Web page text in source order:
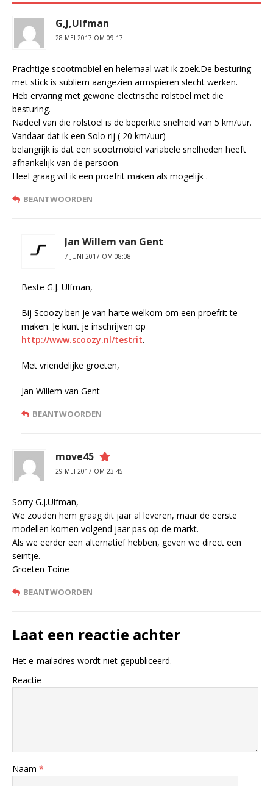
G,J,Ulfman
28 MEI 2017 OM 09:17
Prachtige scootmobiel en helemaal wat ik zoek.De besturing
met stick is subliem aangezien armspieren slecht werken.
Heb ervaring met gewone electrische rolstoel met die
besturing.
Nadeel van die rolstoel is de beperkte snelheid van 5 km/uur.
Vandaar dat ik een Solo rij ( 20 km/uur)
belangrijk is dat een scootmobiel variabele snelheden heeft
afhankelijk van de persoon.
Heel graag wil ik een proefrit maken als mogelijk .
BEANTWOORDEN
Jan Willem van Gent
7 JUNI 2017 OM 08:08
Beste G.J. Ulfman,
Bij Scoozy ben je van harte welkom om een proefrit te
maken. Je kunt je inschrijven op
http://www.scoozy.nl/testrit.
Met vriendelijke groeten,
Jan Willem van Gent
BEANTWOORDEN
move45
29 MEI 2017 OM 23:45
Sorry G.J.Ulfman,
We zouden hem graag dit jaar al leveren, maar de eerste
modellen komen volgend jaar pas op de markt.
Als we eerder een alternatief hebben, geven we direct een
seintje.
Groeten Toine
BEANTWOORDEN
Laat een reactie achter
Het e-mailadres wordt niet gepubliceerd.
Reactie
Naam *